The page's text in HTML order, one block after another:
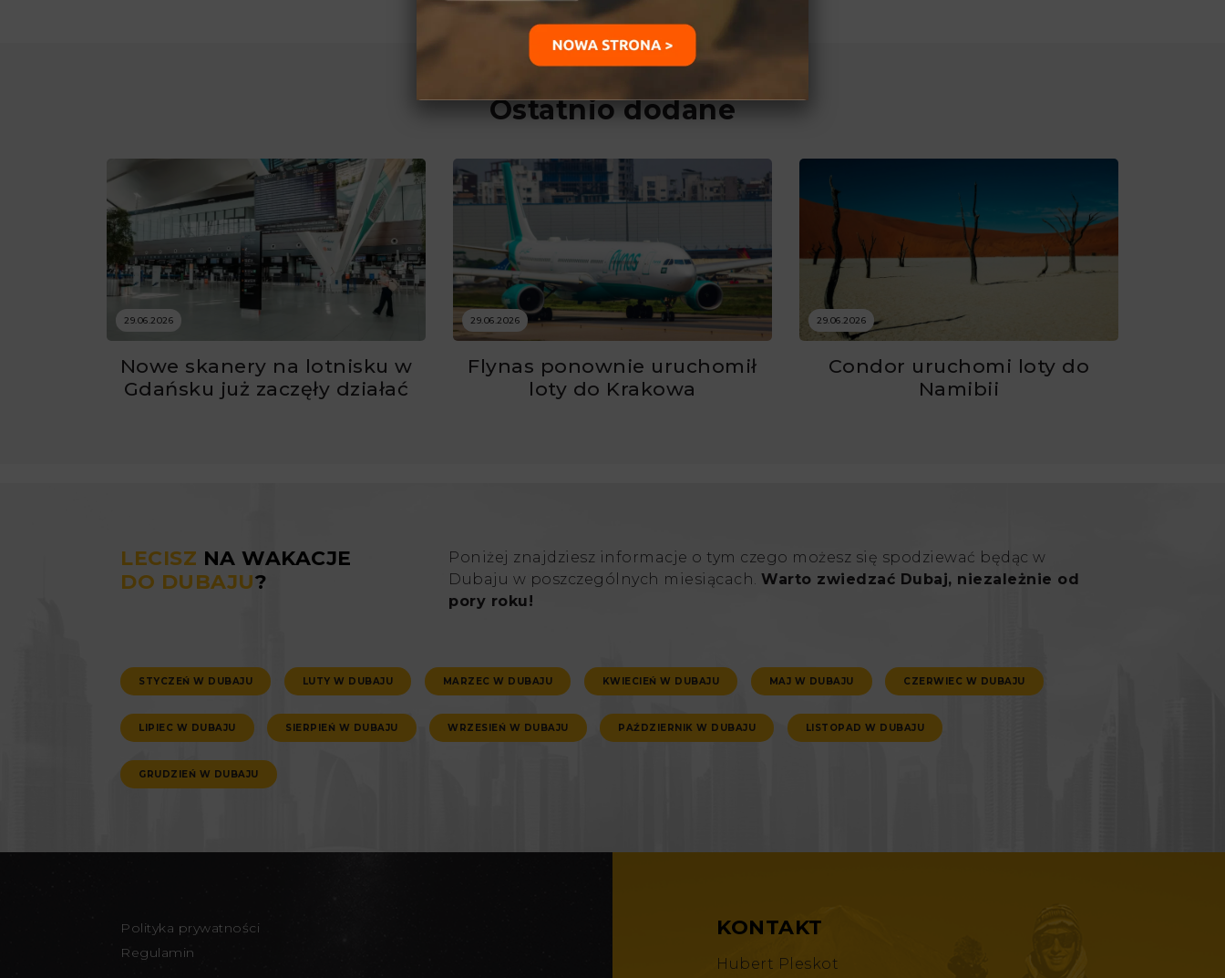
Ostatnio dodane
29.06.2026
Nowe skanery na lotnisku w
Gdańsku już zaczęły działać
29.06.2026
Flynas ponownie uruchomił
loty do Krakowa
29.06.2026
Condor uruchomi loty do
Namibii
LECISZ NA WAKACJE
DO DUBAJU?
Poniżej znajdziesz informacje o tym czego możesz się spodziewać będąc w
Dubaju w poszczególnych miesiącach. Warto zwiedzać Dubaj, niezależnie od
pory roku!
STYCZEŃ W DUBAJU LUTY W DUBAJU MARZEC W DUBAJU KWIECIEŃ W DUBAJU MAJ W DUBAJU CZERWIEC W DUBAJU
LIPIEC W DUBAJU SIERPIEŃ W DUBAJU WRZESIEŃ W DUBAJU PAŹDZIERNIK W DUBAJU LISTOPAD W DUBAJU
GRUDZIEŃ W DUBAJU
Polityka prywatności
Regulamin
KONTAKT
Hubert Pleskot